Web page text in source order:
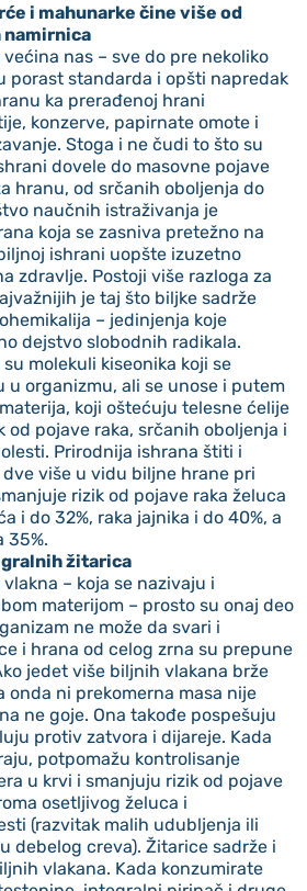
i mahunarke čine više od
većina nas – sve do pre nekoliko
porast standarda i opšti napredak
ka prerađenoj hrani
konzerve, papirnate omote i
Stoga i ne čudi to što su
dovele do masovne pojave
hranu, od srčanih oboljenja do
naučnih istraživanja je
koja se zasniva pretežno na
ishrani uopšte izuzetno
zdravlje. Postoji više razloga za
je taj što biljke sadrže
– jedinjenja koje
dejstvo slobodnih radikala.
molekuli kiseonika koji se
u organizmu, ali se unose i putem
koji oštećuju telesne ćelije
od pojave raka, srčanih oboljenja i
Prirodnija ishrana štiti i
dve više u vidu biljne hrane pri
rizik od pojave raka želuca
i do 32%, raka jajnika i do 40%, a
35%.
žitarica
– koja se nazivaju i
materijom – prosto su onaj deo
ne može da svari i
i hrana od celog zrna su prepune
jedet više biljnih vlakana brže
onda ni prekomerna masa nije
ne goje. Ona takođe pospešuju
protiv zatvora i dijareje. Kada
potpomažu kontrolisanje
u krvi i smanjuju rizik od pojave
osetljivog želuca i
(razvitak malih udubljenja ili
debelog creva). Žitarice sadrže i
vlakana. Kada konzumirate